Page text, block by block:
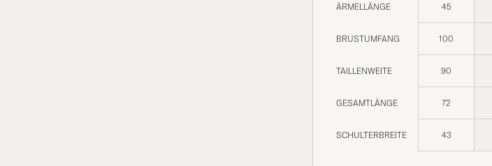
ÄRMELLÄNGE 45
BRUSTUMFANG 100
TAILLENWEITE 90
GESAMTLÄNGE 72
SCHULTERBREITE 43